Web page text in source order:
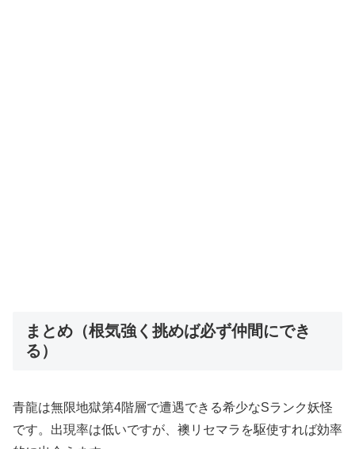
まとめ（根気強く挑めば必ず仲間にでき
る）
青龍は無限地獄第4階層で遭遇できる希少なSランク妖怪
です。出現率は低いですが、襖リセマラを駆使すれば効率